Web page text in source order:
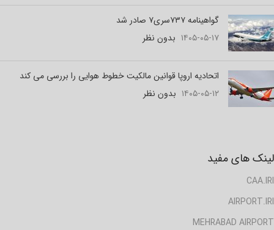
گواهینامه ۷۳۷سری۷ صادر شد
۱۴۰۵-۰۵-۱۷ بدون نظر
اتحادیه اروپا قوانین مالکیت خطوط هوایی را بررسی می کند
۱۴۰۵-۰۵-۱۲ بدون نظر
لینک های مفید
CAA.IRI
AIRPORT.IRI
MEHRABAD AIRPORT